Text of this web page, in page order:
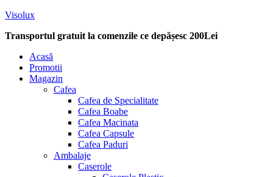
Visolux
Transportul gratuit la comenzile ce depășesc 200Lei
Menu
Acasă
Promotii
Magazin
Cafea
Cafea de Specialitate
Cafea Boabe
Cafea Macinata
Cafea Capsule
Cafea Paduri
Ambalaje
Caserole